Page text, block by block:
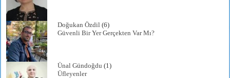
Doğukan Özdil (6)
Güvenli Bir Yer Gerçekten Var Mı?
Ünal Gündoğdu (1)
Üfleyenler